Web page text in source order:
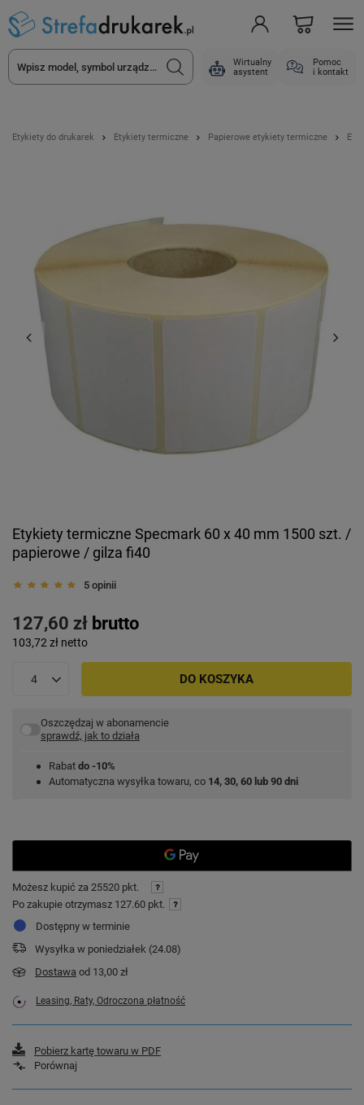
Wirtualny
asystent
Pomoc
i kontakt
Etykiety do drukarek Etykiety termiczne Papierowe etykiety termiczne
Etykiety termiczne Specmark 60 x 40 mm 1500 szt. /
papierowe / gilza fi40
5 opinii
127,60 zł brutto
103,72 zł netto
DO KOSZYKA
Oszczędzaj w abonamencie
sprawdź, jak to działa
Rabat do -10%
Automatyczna wysyłka towaru, co 14, 30, 60 lub 90 dni
Możesz kupić za 25520 pkt.
Po zakupie otrzymasz 127.60 pkt.
Dostępny w terminie
Wysyłka w poniedziałek (24.08)
Dostawa od 13,00 zł
Leasing, Raty, Odroczona płatność
Pobierz kartę towaru w PDF
Porównaj